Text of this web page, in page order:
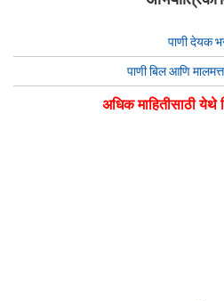
पाणी देयक
पाणी बिल आणि
अधिक माहितीसाठी